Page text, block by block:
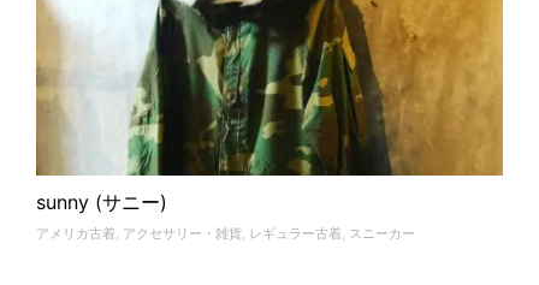
sunny (サニー)
アメリカ古着, アクセサリー・雑貨, レギュラー古着, スニーカー